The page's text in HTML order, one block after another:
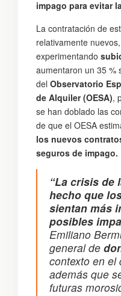
impago para evitar
La contratación de
relativamente
experimentando
aumentaron un 35 %
delObservatorio
de Alquiler (OESA),
se han doblado las
de que el OESA
los nuevos
seguros de impago.
“La crisis de
hecho que
sientan más
posibles
Emiliano
general de
contexto en el
además que
futuras